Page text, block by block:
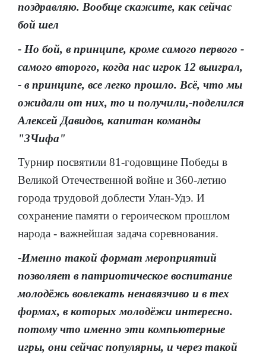
поздравляю. Вообще скажите, как сейчас
бой шел
- Но бой, в принципе, кроме самого первого -
самого второго, когда нас игрок 12 выиграл,
- в принципе, все легко прошло. Всё, что мы
ожидали от них, то и получили,-поделился
Алексей Давидов, капитан команды
"3Чифа"
Турнир посвятили 81-годовщине Победы в
Великой Отечественной войне и 360-летию
города трудовой доблести Улан-Удэ. И
сохранение памяти о героическом прошлом
народа - важнейшая задача соревнования.
-Именно такой формат мероприятий
позволяет в патриотическое воспитание
молодёжь вовлекать ненавязчиво и в тех
формах, в которых молодёжи интересно.
потому что именно эти компьютерные
игры, они сейчас популярны, и через такой